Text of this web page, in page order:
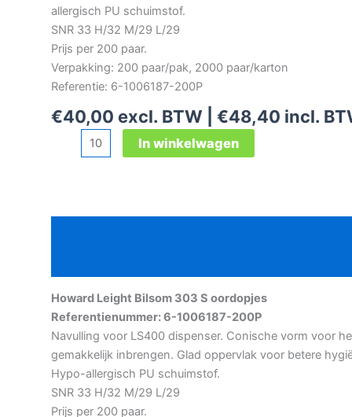
allergisch PU schuimstof.
SNR 33 H/32 M/29 L/29
Prijs per 200 paar.
Verpakking: 200 paar/pak, 2000 paar/karton
Referentie: 6-1006187-200P
€40,00 excl. BTW | €48,40 incl.
Howard
Leight
S
In winkelwagen
Howard Leight Bilsom 303 S oordopjes
Referentienummer: 6-1006187-200P
Navulling voor LS400 dispenser. Conische vorm voor
gemakkelijk inbrengen. Glad oppervlak voor betere
Hypo-allergisch PU schuimstof.
SNR 33 H/32 M/29 L/29
Prijs per 200 paar.